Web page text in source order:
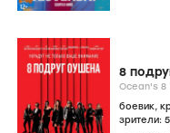
8
боевик,
зрители: 5